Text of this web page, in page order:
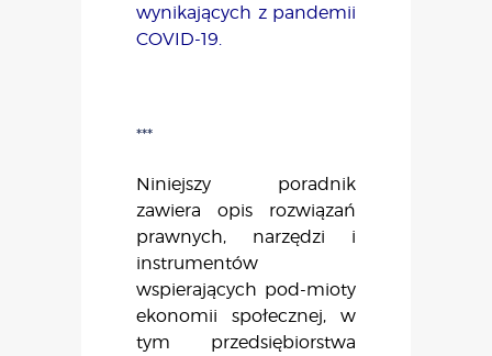
wynikających z pandemii
COVID-19.
***
Niniejszy poradnik
zawiera opis rozwiązań
prawnych, narzędzi i
instrumentów
wspierających pod-mioty
ekonomii społecznej, w
tym przedsiębiorstwa